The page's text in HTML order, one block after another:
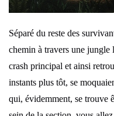
Séparé du reste des
chemin à travers une
crash principal et ainsi
instants plus tôt, se
qui, évidemment, se trouve